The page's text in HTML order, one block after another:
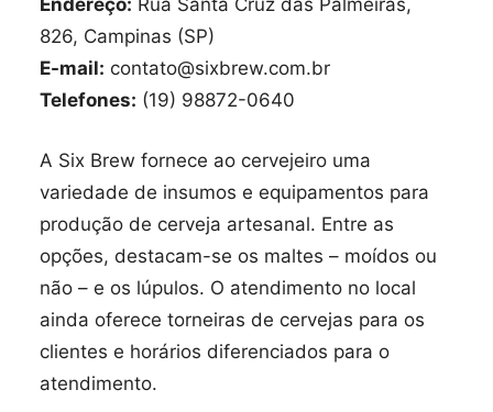
826, Campinas (SP)
E-mail: contato@sixbrew.com.br
Telefones: (19) 98872-0640
A Six Brew fornece ao cervejeiro uma
variedade de insumos e equipamentos para
produção de cerveja artesanal. Entre as
opções, destacam-se os maltes – moídos ou
não – e os lúpulos. O atendimento no local
ainda oferece torneiras de cervejas para os
clientes e horários diferenciados para o
atendimento.